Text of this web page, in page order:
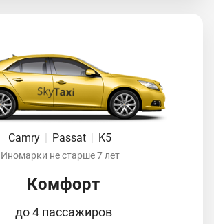
Camry Passat K5
Иномарки не старше 7 лет
Комфорт
до 4 пассажиров